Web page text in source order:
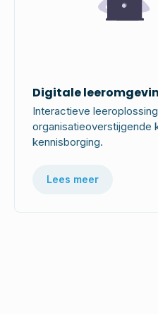
Digitale
Interactieve
organisatieoverstijgende
kennisborging.
Lees meer